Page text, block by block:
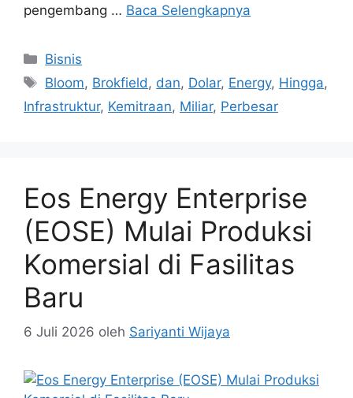
pengembang … Baca Selengkapnya
Kategori
Bisnis
Tag
Bloom, Brokfield , dan, Dolar, Energy, Hingga,
Infrastruktur, Kemitraan, Miliar, Perbesar
Eos Energy Enterprise
(EOSE) Mulai Produksi
Komersial di Fasilitas
Baru
6 Juli 2026 oleh Sariyanti Wijaya